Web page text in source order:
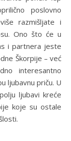
poslovno
razmišljate i
Ono što će u
i partnera jeste
Škorpije – već
interesantno
ljubavnu priču. U
ljubavi kreće
koje su ostale